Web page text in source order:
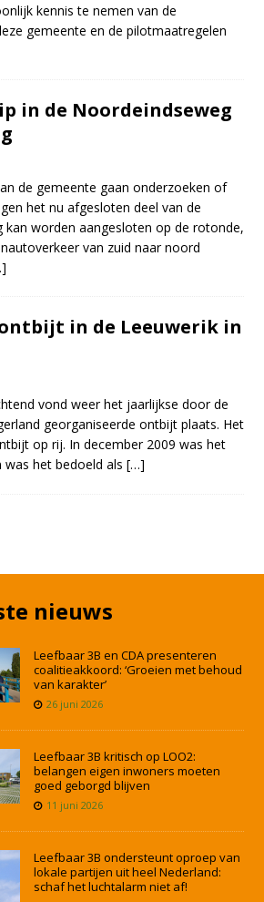
kennis te nemen van de
gemeente en de pilotmaatregelen
in de Noordeindseweg
de gemeente gaan onderzoeken of
het nu afgesloten deel van de
kan worden aangesloten op de rotonde,
van zuid naar noord
in de Leeuwerik in
vond weer het jaarlijkse door de
georganiseerde ontbijt plaats. Het
op rij. In december 2009 was het
het bedoeld als […]
nieuws
Leefbaar 3B en CDA presenteren
coalitieakkoord: ‘Groeien met behoud
van karakter’
26 juni 2026
Leefbaar 3B kritisch op LOO2:
belangen eigen inwoners moeten
goed geborgd blijven
11 juni 2026
Leefbaar 3B ondersteunt oproep van
lokale partijen uit heel Nederland:
schaf het luchtalarm niet af!